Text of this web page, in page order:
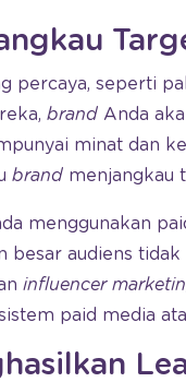
percaya, seperti
brand Anda
minat dan
brand menjangkau
menggunakan
besar audiens
influencer
paid media